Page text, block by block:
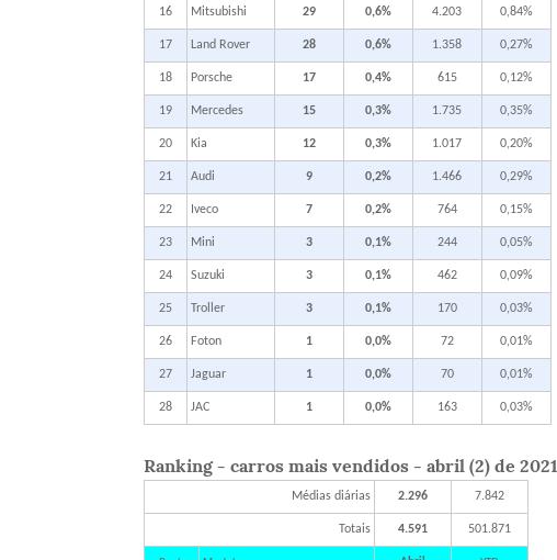
16 Mitsubishi 29 0,6% 4.203 0,84%
17 Land Rover 28 0,6% 1.358 0,27%
18 Porsche 17 0,4% 615 0,12%
19 Mercedes 15 0,3% 1.735 0,35%
20 Kia 12 0,3% 1.017 0,20%
21 Audi 9 0,2% 1.466 0,29%
22 Iveco 7 0,2% 764 0,15%
23 Mini 3 0,1% 244 0,05%
24 Suzuki 3 0,1% 462 0,09%
25 Troller 3 0,1% 170 0,03%
26 Foton 1 0,0% 72 0,01%
27 Jaguar 1 0,0% 70 0,01%
28 JAC 1 0,0% 163 0,03%
Ranking - carros mais vendidos - abril (2) de 2021
Médias diárias 2.296 7.842
Totais 4.591 501.871